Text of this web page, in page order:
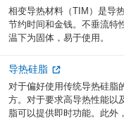
相变导热材料（TIM）是导
节约时间和金钱。不垂流特
温下为固体，易于使用。
导热硅脂
对于偏好使用传统导热硅脂
方。对于要求高导热性能以
脂可以提供即时功能。此外